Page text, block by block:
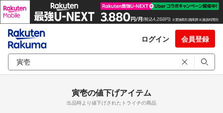
ログイン 会員登録
寅壱の値下げアイテム
出品時より値下げされたトライチの商品